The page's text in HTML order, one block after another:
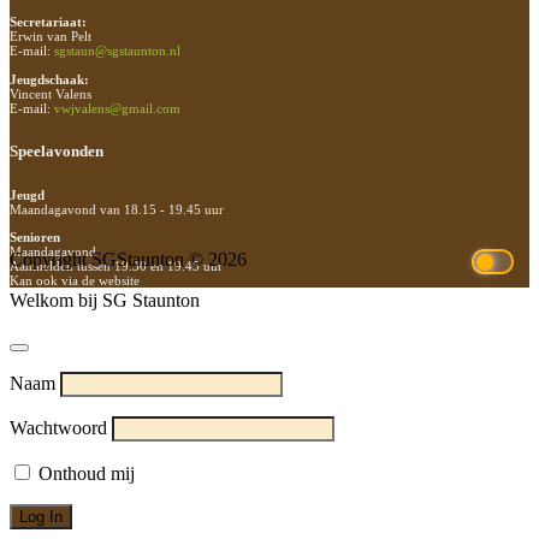
Secretariaat:
Erwin van Pelt
E-mail: sgstaun@sgstaunton.nl
Jeugdschaak:
Vincent Valens
E-mail: vwjvalens@gmail.com
Speelavonden
Jeugd
Maandagavond van 18.15 - 19.45 uur
Senioren
Maandagavond
Aanmelden tussen 19.30 en 19.45 uur
Kan ook via de website
Copyright SGStaunton © 2026
Welkom bij SG Staunton
Naam
Wachtwoord
Onthoud mij